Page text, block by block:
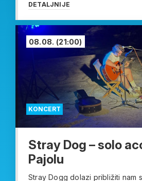
DETALJNIJE
KONCERT
08.08. (21:00)
Stray Dog – solo
Pajolu
Stray Dogg dolazi približiti nam